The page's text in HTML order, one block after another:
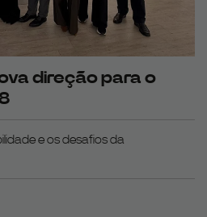
direção para o
e os desafios da